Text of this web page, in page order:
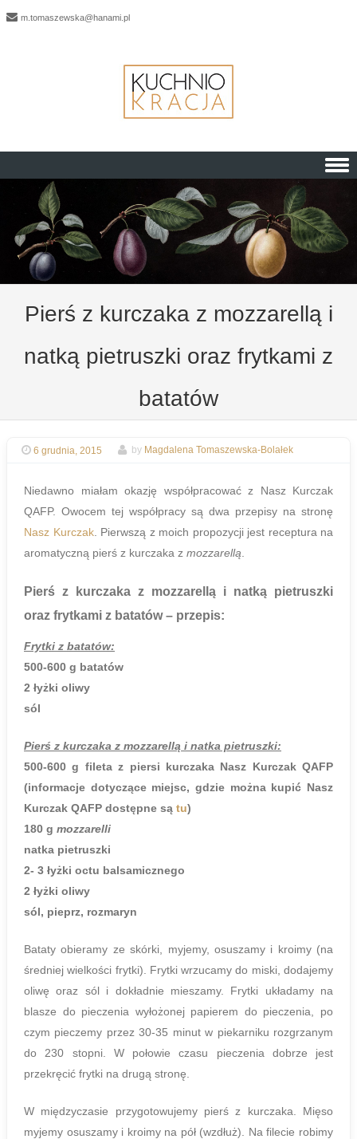
m.tomaszewska@hanami.pl
Skip to content
Pierś z kurczaka z mozzarellą i
natką pietruszki oraz frytkami z
batatów
6 grudnia, 2015 by Magdalena Tomaszewska-Bolałek
Niedawno miałam okazję współpracować z Nasz Kurczak
QAFP. Owocem tej współpracy są dwa przepisy na stronę
Nasz Kurczak. Pierwszą z moich propozycji jest receptura na
aromatyczną pierś z kurczaka z mozzarellą.
Pierś z kurczaka z mozzarellą i natką pietruszki
oraz frytkami z batatów– przepis:
Frytki z batatów:
500-600 g batatów
2 łyżki oliwy
sól
Pierś z kurczaka z mozzarellą i natka pietruszki:
500-600 g fileta z piersi kurczaka Nasz Kurczak QAFP
(informacje dotyczące miejsc, gdzie można kupić Nasz
Kurczak QAFP dostępne są tu)
180 g mozzarelli
natka pietruszki
2- 3 łyżki octu balsamicznego
2 łyżki oliwy
sól, pieprz, rozmaryn
Bataty obieramy ze skórki, myjemy, osuszamy i kroimy (na
średniej wielkości frytki). Frytki wrzucamy do miski, dodajemy
oliwę oraz sól i dokładnie mieszamy. Frytki układamy na
blasze do pieczenia wyłożonej papierem do pieczenia, po
czym pieczemy przez 30-35 minut w piekarniku rozgrzanym
do 230 stopni. W połowie czasu pieczenia dobrze jest
przekręcić frytki na drugą stronę.
W międzyczasie przygotowujemy pierś z kurczaka. Mięso
myjemy osuszamy i kroimy na pół (wzdłuż). Na filecie robimy